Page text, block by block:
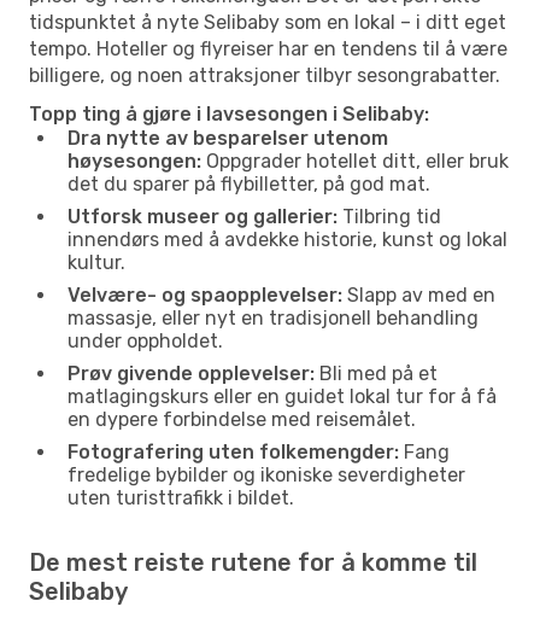
tidspunktet å nyte Selibaby som en lokal – i ditt eget
tempo. Hoteller og flyreiser har en tendens til å være
billigere, og noen attraksjoner tilbyr sesongrabatter.
Topp ting å gjøre i lavsesongen i Selibaby:
Dra nytte av besparelser utenom
høysesongen: Oppgrader hotellet ditt, eller bruk
det du sparer på flybilletter, på god mat.
Utforsk museer og gallerier: Tilbring tid
innendørs med å avdekke historie, kunst og lokal
kultur.
Velvære- og spaopplevelser: Slapp av med en
massasje, eller nyt en tradisjonell behandling
under oppholdet.
Prøv givende opplevelser: Bli med på et
matlagingskurs eller en guidet lokal tur for å få
en dypere forbindelse med reisemålet.
Fotografering uten folkemengder: Fang
fredelige bybilder og ikoniske severdigheter
uten turisttrafikk i bildet.
De mest reiste rutene for å komme til
Selibaby